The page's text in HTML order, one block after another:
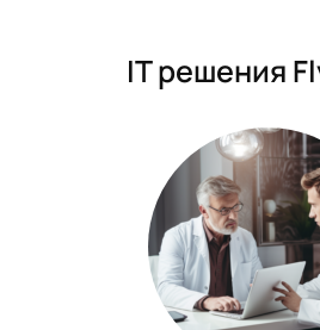
IT решения